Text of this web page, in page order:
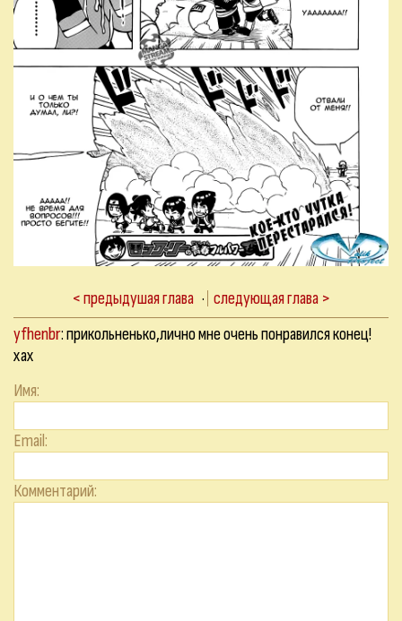
< предыдушая глава · следующая глава >
yfhenbr: прикольненько,лично мне очень понравился конец!
хах
Имя:
Email:
Комментарий: